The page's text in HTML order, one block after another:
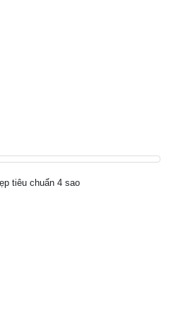
tiêu chuẩn 4 sao